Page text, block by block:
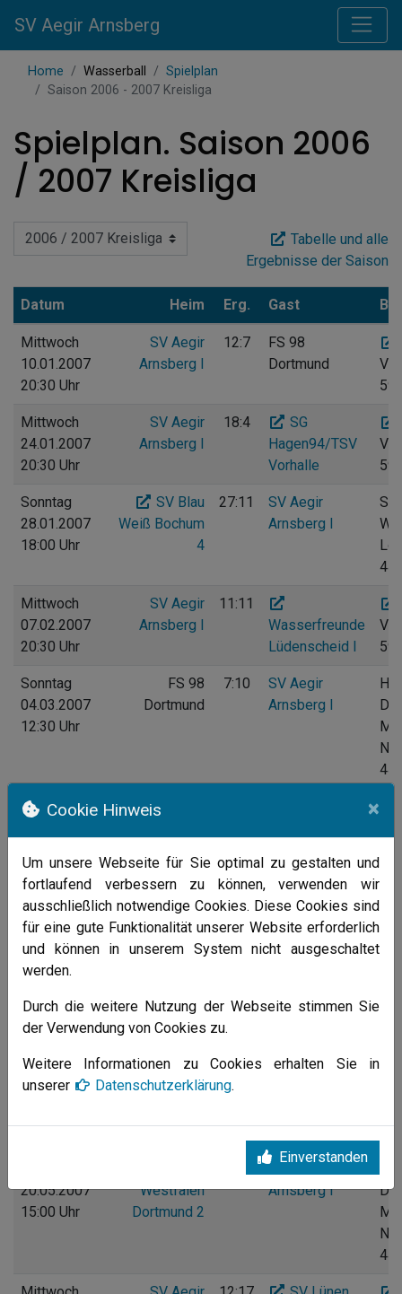
SV Aegir Arnsberg
Home Wasserball
Spielplan
Saison 2006 - 2007 Kreisliga
Spielplan. Saison 2006
/ 2007 Kreisliga
Tabelle und alle
Ergebnisse der Saison
Datum Heim Erg. Gast
Mittwoch
10.01.2007
20:30 Uhr
SV Aegir
Arnsberg I
12:7
FS 98
Dortmund
Mittwoch
24.01.2007
20:30 Uhr
SV Aegir
Arnsberg I
18:4
SG
Hagen94/TSV
Vorhalle
Sonntag
28.01.2007
18:00 Uhr
SV Blau
Weiß Bochum
4
27:11
SV Aegir
Arnsberg I
Mittwoch
07.02.2007
20:30 Uhr
SV Aegir
Arnsberg I
11:11
Wasserfreunde
Lüdenscheid I
Sonntag
04.03.2007
12:30 Uhr
FS 98
Dortmund
7:10
SV Aegir
Arnsberg I
Mittwoch
SV Aegir
Montag
19.03.2007
19:45 Uhr
SG
Hagen94/TSV
Vorhalle
2:19
SV Aegir
Arnsberg I
25.03.2007
19:30 Uhr
49
Arnsberg I
Mittwoch
20:30 Uhr
SV Aegir
17:9
20.05.2007
15:00 Uhr
Westfalen
Dortmund 2
SV Aegir
Arnsberg I
Cookie Hinweis ×
Um unsere Webseite für Sie optimal zu gestalten und
fortlaufend verbessern zu können, verwenden wir
ausschließlich notwendige Cookies. Diese Cookies sind
für eine gute Funktionalität unserer Website erforderlich
und können in unserem System nicht ausgeschaltet
werden.
Durch die weitere Nutzung der Webseite stimmen Sie
der Verwendung von Cookies zu.
Weitere Informationen zu Cookies erhalten Sie in
unserer
Datenschutzerklärung.
Einverstanden